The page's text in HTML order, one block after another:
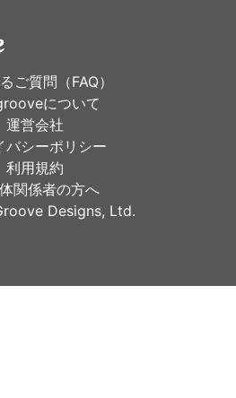
ご質問（FAQ）
について
運営会社
バシーポリシー
利用規約
関係者の方へ
Designs, Ltd.